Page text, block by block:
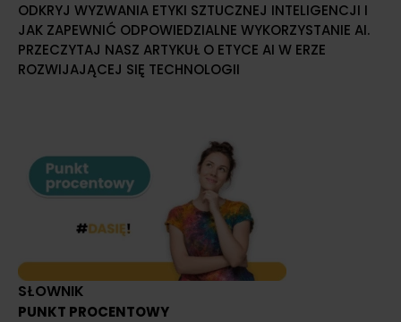
ODKRYJ WYZWANIA ETYKI SZTUCZNEJ INTELIGENCJI I
JAK ZAPEWNIĆ ODPOWIEDZIALNE WYKORZYSTANIE AI.
PRZECZYTAJ NASZ ARTYKUŁ O ETYCE AI W ERZE
ROZWIJAJĄCEJ SIĘ TECHNOLOGII
SŁOWNIK
PUNKT PROCENTOWY